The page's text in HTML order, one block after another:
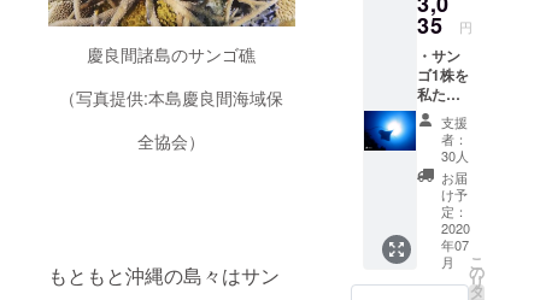
慶良間諸島のサンゴ礁
（写真提供:本島慶良間海域保
全協会）
もともと沖縄の島々はサン
広く美しい
海の魅力を
お伝えしな
がら、楽し
く潜っても
らえるよう
な水中のガ
イドはもち
ろん、四季
折々の海を
35 円
・サン
ゴ1株を
私たち
の手で
植え付
け、管
理しま
す(植え
付けは
2020年
10〜11
月頃に
行いま
支援
者：
30人
お届
け予
定：
2020
年07
月
こ
の
リ
タ